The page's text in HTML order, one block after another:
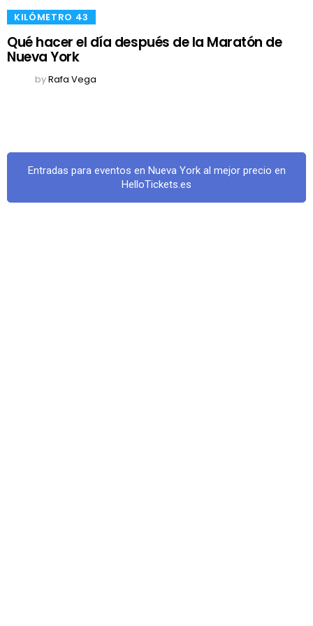
​KILÓMETRO 43
Qué hacer el día después de la Maratón de
Nueva York
byRafa Vega
Entradas para eventos en Nueva York al mejor precio en
HelloTickets.es